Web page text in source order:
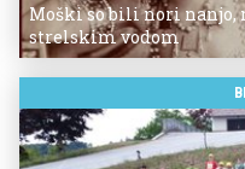
Moški so bili nori nanjo,
strelskim vodom